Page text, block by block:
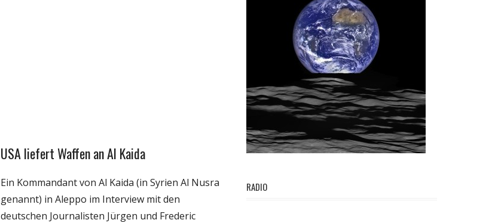
Gesellschaft
Politik
Wissenschaft
USA liefert Waffen an Al Kaida
Ein Kommandant von Al Kaida (in Syrien Al Nusra
genannt) in Aleppo im Interview mit den
deutschen Journalisten Jürgen und Frederic
RADIO